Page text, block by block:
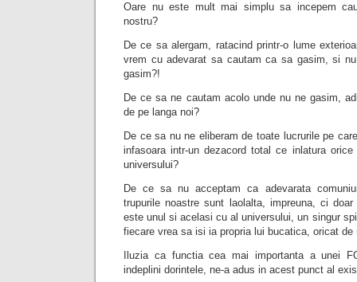
Oare nu este mult mai simplu sa incepem
nostru?
De ce sa alergam, ratacind printr-o lume
vrem cu adevarat sa cautam ca sa gasim, si
gasim?!
De ce sa ne cautam acolo unde nu ne gasim,
de pe langa noi?
De ce sa nu ne eliberam de toate lucrurile pe
infasoara intr-un dezacord total ce inlatura
universului?
De ce sa nu acceptam ca adevarata
trupurile noastre sunt laolalta, impreuna, ci
este unul si acelasi cu al universului, un singur
fiecare vrea sa isi ia propria lui bucatica, oricat
Iluzia ca functia cea mai importanta a unei
indeplini dorintele, ne-a adus in acest punct al